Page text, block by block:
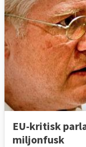
EU-kritisk
miljonfusk